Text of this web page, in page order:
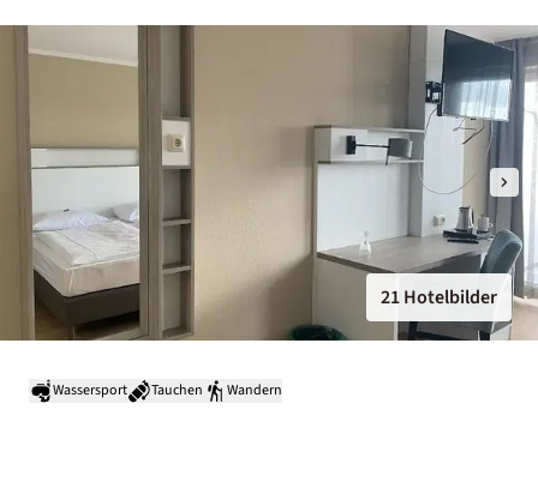
21 Hotelbilder
Wassersport Tauchen Wandern